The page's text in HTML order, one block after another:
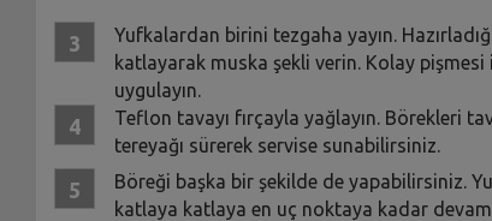
Yufkalardan birini tezgaha yayın.
katlayarak muska şekli verin. Kolay
uygulayın.
Teflon tavayı fırçayla yağlayın. Börekleri
tereyağı sürerek servise sunabilirsiniz.
Böreği başka bir şekilde de yapabilirsiniz.
katlaya katlaya en uç noktaya kadar